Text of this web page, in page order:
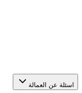
اسئلة عن العمالة